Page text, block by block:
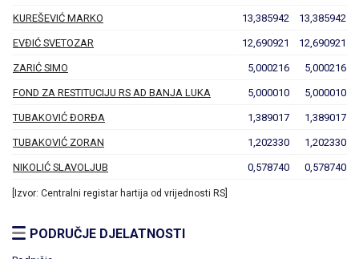
KUREŠEVIĆ MARKO 13,385942 13,385942
EVĐIĆ SVETOZAR 12,690921 12,690921
ZARIĆ SIMO 5,000216 5,000216
FOND ZA RESTITUCIJU RS AD BANJA LUKA 5,000010 5,000010
TUBAKOVIĆ ĐORĐA 1,389017 1,389017
TUBAKOVIĆ ZORAN 1,202330 1,202330
NIKOLIĆ SLAVOLJUB 0,578740 0,578740
[Izvor: Centralni registar hartija od vrijednosti RS]
PODRUČJE DJELATNOSTI